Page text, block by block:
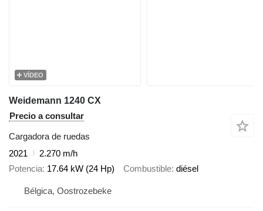
VÍDEO
Weidemann 1240 CX
Precio a consultar
Cargadora de ruedas
2021
2.270 m/h
Potencia 17.64 kW (24 Hp) Combustible diésel
Bélgica, Oostrozebeke